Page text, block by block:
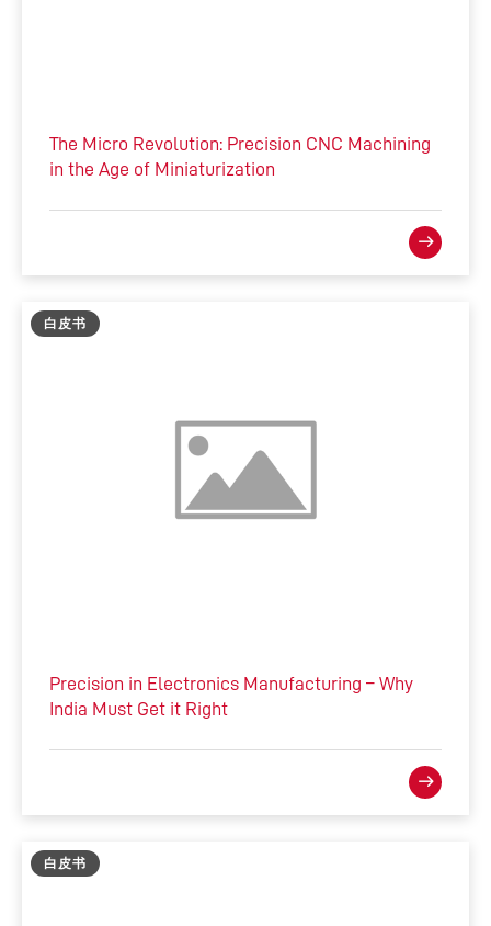
The Micro Revolution: Precision CNC Machining
in the Age of Miniaturization
白皮书
Precision in Electronics Manufacturing – Why
India Must Get it Right
白皮书